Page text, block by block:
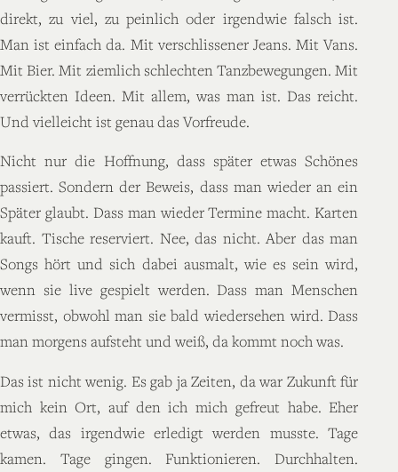
direkt, zu viel, zu peinlich oder irgendwie falsch ist.
Man ist einfach da. Mit verschlissener Jeans. Mit Vans.
Mit Bier. Mit ziemlich schlechten Tanzbewegungen. Mit
verrückten Ideen. Mit allem, was man ist. Das reicht.
Und vielleicht ist genau das Vorfreude.
Nicht nur die Hoffnung, dass später etwas Schönes
passiert. Sondern der Beweis, dass man wieder an ein
Später glaubt. Dass man wieder Termine macht. Karten
kauft. Tische reserviert. Nee, das nicht. Aber das man
Songs hört und sich dabei ausmalt, wie es sein wird,
wenn sie live gespielt werden. Dass man Menschen
vermisst, obwohl man sie bald wiedersehen wird. Dass
man morgens aufsteht und weiß, da kommt noch was.
Das ist nicht wenig. Es gab ja Zeiten, da war Zukunft für
mich kein Ort, auf den ich mich gefreut habe. Eher
etwas, das irgendwie erledigt werden musste. Tage
kamen. Tage gingen. Funktionieren. Durchhalten.